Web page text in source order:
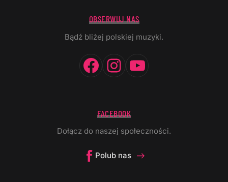
OBSERWUJ NAS
Bądź bliżej polskiej muzyki.
Facebook
Instagram
FACEBOOK
Dołącz do naszej społeczności.
Polub nas